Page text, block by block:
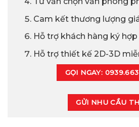
Cam kết thương lượng
Hỗ trợ khách hàng ký
Hỗ trợ thiết kế 2D-3D
GỌI NGAY:
GỬI NHU CẦU